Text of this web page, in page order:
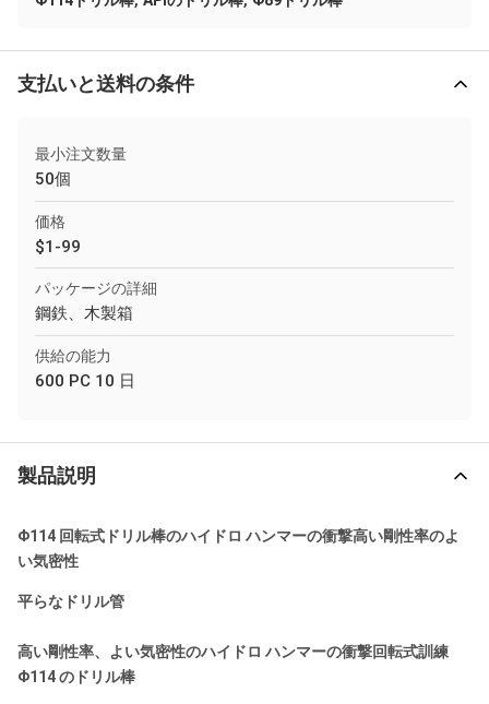
支払いと送料の条件
最小注文数量
50個
価格
$1-99
パッケージの詳細
鋼鉄、木製箱
供給の能力
600 PC 10 日
製品説明
Φ114 回転式ドリル棒のハイドロ ハンマーの衝撃高い剛性率のよ
い気密性
平らなドリル管
高い剛性率、よい気密性のハイドロ ハンマーの衝撃回転式訓練
Φ114 のドリル棒